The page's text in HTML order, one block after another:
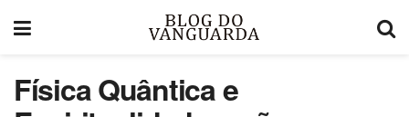
Física Quântica e